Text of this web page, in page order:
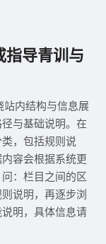
指导青训与
内结构与信息展
与基础说明。在
，包括规则说
容会根据系统更
：栏目之间的区
说明，再逐步浏
明，具体信息请